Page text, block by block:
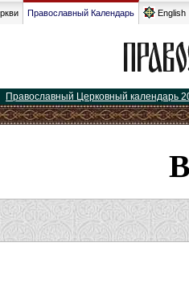
Православный Календарь English
Православный Церковный календарь